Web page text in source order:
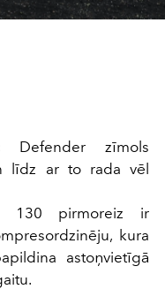
Defender zīmols
līdz ar to rada vēl
130 pirmoreiz ir
kura
astoņvietīgā